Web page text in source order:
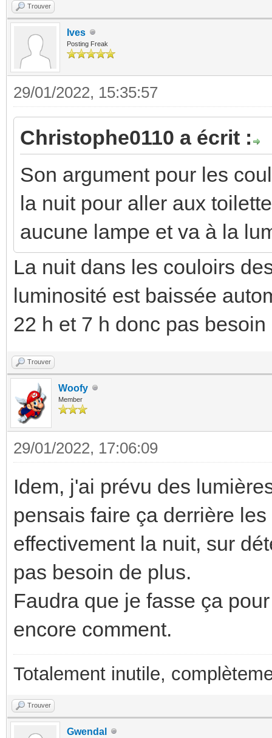
Trouver
Ives
Posting Freak
29/01/2022, 15:35:57
Christophe0110 a écrit :
Son argument pour les
la nuit pour aller aux
aucune lampe et va à la
La nuit dans les couloirs
luminosité est baissée
22 h et 7 h donc pas
Trouver
Woofy
Member
29/01/2022, 17:06:09
Idem, j'ai prévu des
pensais faire ça derrière
effectivement la nuit, sur
pas besoin de plus.
Faudra que je fasse ça
encore comment.
Totalement inutile,
Trouver
Gwendal